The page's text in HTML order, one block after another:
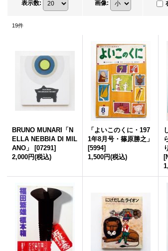
表示数: 画像:
19件
BRUNO MUNARI「N
ELLA NEBBIA DI MIL
ANO」
[07291]
2,000円(税込)
「よいこのくに・197
1年8月号・篠原勝之」
[5994]
1,500円(税込)
[